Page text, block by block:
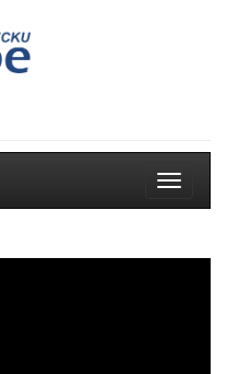
Toggle